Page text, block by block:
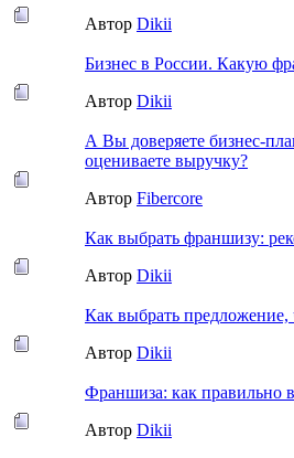
Автор Dikii
Бизнес в России. Какую
Автор Dikii
А Вы доверяете бизнес-
оцениваете выручку?
Автор Fibercore
Как выбрать франшизу:
Автор Dikii
Как выбрать предложение,
Автор Dikii
Франшиза: как правильно
Автор Dikii